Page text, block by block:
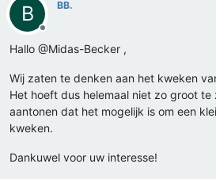
B
Offline
BB.
Hallo @Midas-Becker ,
Wij zaten te denken aan het kweken
Het hoeft dus helemaal niet zo groot te
aantonen dat het mogelijk is om een
kweken.
Dankuwel voor uw interesse!